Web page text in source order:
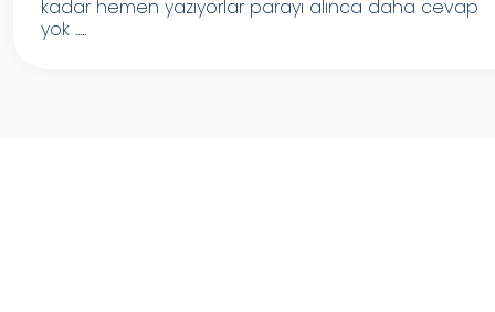
kadar hemen yazıyorlar parayı alınca daha cevap
yok .....